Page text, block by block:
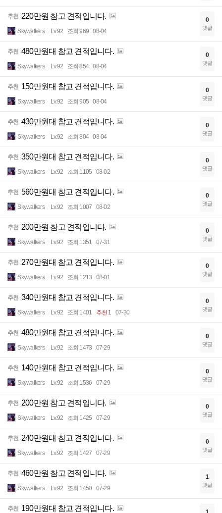
추천 220만원 참고 견적입니다.
Skywalkers Lv.92 조회 969 08-04
0
댓글
추천 480만원대 참고 견적입니다.
Skywalkers Lv.92 조회 854 08-04
0
댓글
추천 150만원대 참고 견적입니다.
Skywalkers Lv.92 조회 905 08-04
0
댓글
추천 430만원대 참고 견적입니다.
Skywalkers Lv.92 조회 804 08-04
0
댓글
추천 350만원대 참고 견적입니다.
Skywalkers Lv.92 조회 1105 08-02
0
댓글
추천 560만원대 참고 견적입니다.
Skywalkers Lv.92 조회 1007 08-02
0
댓글
추천 200만원 참고 견적입니다.
Skywalkers Lv.92 조회 1351 07-31
0
댓글
추천 270만원대 참고 견적입니다.
Skywalkers Lv.92 조회 1213 08-01
0
댓글
추천 340만원대 참고 견적입니다.
Skywalkers Lv.92 조회 1401 추천 1 07-30
0
댓글
추천 480만원대 참고 견적입니다.
Skywalkers Lv.92 조회 1473 07-29
0
댓글
추천 140만원대 참고 견적입니다.
Skywalkers Lv.92 조회 1536 07-29
0
댓글
추천 200만원 참고 견적입니다.
Skywalkers Lv.92 조회 1425 07-29
0
댓글
추천 240만원대 참고 견적입니다.
Skywalkers Lv.92 조회 1427 07-29
0
댓글
추천 460만원 참고 견적입니다.
Skywalkers Lv.92 조회 1450 07-29
1
댓글
추천 190만원대 참고 견적입니다.